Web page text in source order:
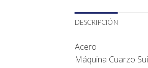
DESCRIPCIÓN
Acero
Máquina Cuarzo